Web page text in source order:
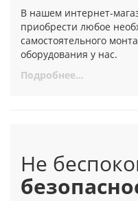
В нашем интернет-
приобрести любое
самостоятельного
оборудования у нас.
Подробнее...
Не